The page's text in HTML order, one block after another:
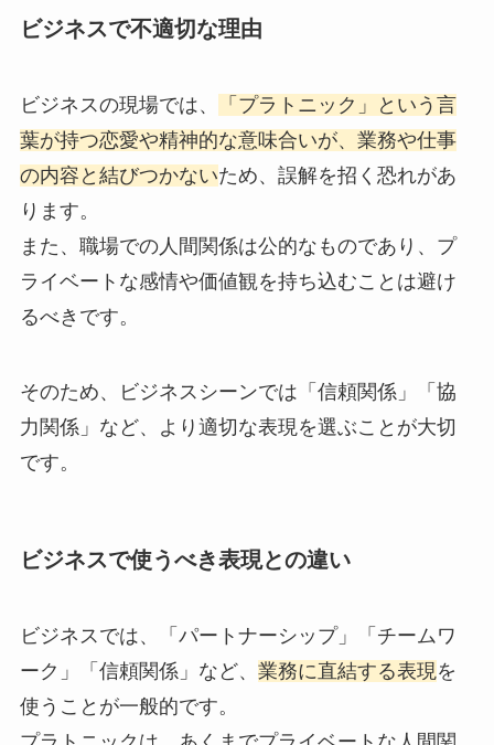
ビジネスで不適切な理由
ビジネスの現場では、
「プラトニック」という言
葉が持つ恋愛や精神的な意味合いが、業務や仕事
の内容と結びつかないため、誤解を招く恐れがあ
ります。
また、職場での人間関係は公的なものであり、プ
ライベートな感情や価値観を持ち込むことは避け
るべきです。
そのため、ビジネスシーンでは「信頼関係」「協
力関係」など、より適切な表現を選ぶことが大切
です。
ビジネスで使うべき表現との違い
ビジネスでは、「パートナーシップ」「チームワ
ーク」「信頼関係」など、 業務に直結する表現を
使うことが一般的です。